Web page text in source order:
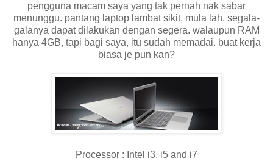
pengguna macam saya yang tak pernah nak sabar
menunggu. pantang laptop lambat sikit, mula lah. segala-
galanya dapat dilakukan dengan segera. walaupun RAM
hanya 4GB, tapi bagi saya, itu sudah memadai. buat kerja
biasa je pun kan?
Processor : Intel i3, i5 and i7